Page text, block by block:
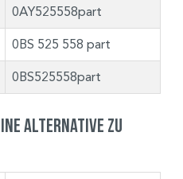
0AY525558part
0BS 525 558 part
0BS525558part
Alternative zu